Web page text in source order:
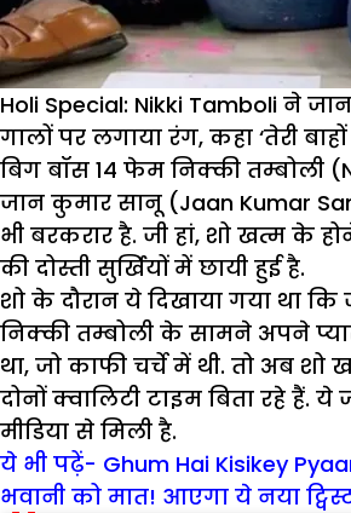
Holi Special: Nikki Tamboli ने
गालों पर लगाया रंग, कहा ‘तेरी
बिग बॉस 14 फेम निक्की तम्बोली
जान कुमार सानू (Jaan Kumar
भी बरकरार है. जी हां, शो खत्म के
की दोस्ती सुर्खियों में छायी हुई है.
शो के दौरान ये दिखाया गया था
निक्की तम्बोली के सामने अपने
था, जो काफी चर्चे में थी. तो अब शो
दोनों क्वालिटी टाइम बिता रहे हैं.
मीडिया से मिली है.
ये भी पढ़ें- Ghum Hai Kisikey
भवानी को मात! आएगा ये नया